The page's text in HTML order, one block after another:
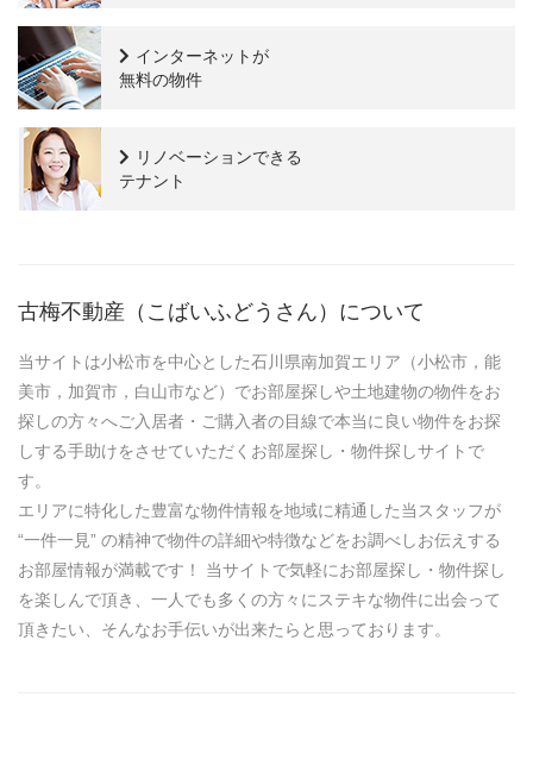
インターネットが
無料の物件
リノベーションできる
テナント
古梅不動産（こばいふどうさん）について
当サイトは小松市を中心とした石川県南加賀エリア（小松市，能
美市，加賀市，白山市など）でお部屋探しや土地建物の物件をお
探しの方々へご入居者・ご購入者の目線で本当に良い物件をお探
しする手助けをさせていただくお部屋探し・物件探しサイトで
す。
エリアに特化した豊富な物件情報を地域に精通した当スタッフが
“一件一見” の精神で物件の詳細や特徴などをお調べしお伝えする
お部屋情報が満載です！ 当サイトで気軽にお部屋探し・物件探し
を楽しんで頂き、一人でも多くの方々にステキな物件に出会って
頂きたい、そんなお手伝いが出来たらと思っております。